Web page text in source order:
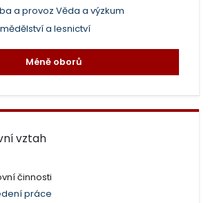
a provoz Věda a výzkum
a lesnictví
Méně oborů
vztah
činnosti
práce